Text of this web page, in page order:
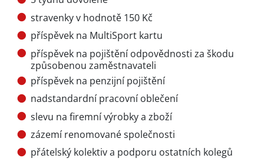
stravenky v hodnotě 150 Kč
příspěvek na MultiSport kartu
příspěvek na pojištění odpovědnosti za škodu
způsobenou zaměstnavateli
příspěvek na penzijní pojištění
nadstandardní pracovní oblečení
slevu na firemní výrobky a zboží
zázemí renomované společnosti
přátelský kolektiv a podporu ostatních kolegů